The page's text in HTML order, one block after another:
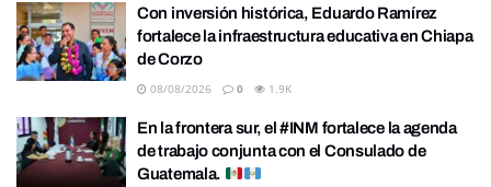
Con inversión histórica, Eduardo Ramírez
fortalece la infraestructura educativa en Chiapa
de Corzo
08/08/2026 0 1.9K
En la frontera sur, el #INM fortalece la agenda
de trabajo conjunta con el Consulado de
Guatemala.